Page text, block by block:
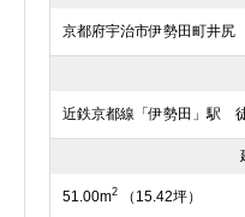
京都府宇治市伊勢田町井尻
近鉄京都線「伊勢田」駅
51.00m2 （15.42坪）